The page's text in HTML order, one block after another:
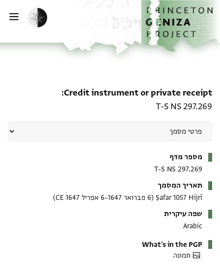
לתוכןהבית
הפעלת מצב כהה
Credit instrument or private receipt
T-S NS 297.269
מספר מדף
T-S NS 297.269
תאריך המסמך
Ṣafar 1057 Hijrī (6 פברואר 1647–6 אפריל 1647 CE)
שפה עיקרית
Arabic
What's in the PGP
תמונה